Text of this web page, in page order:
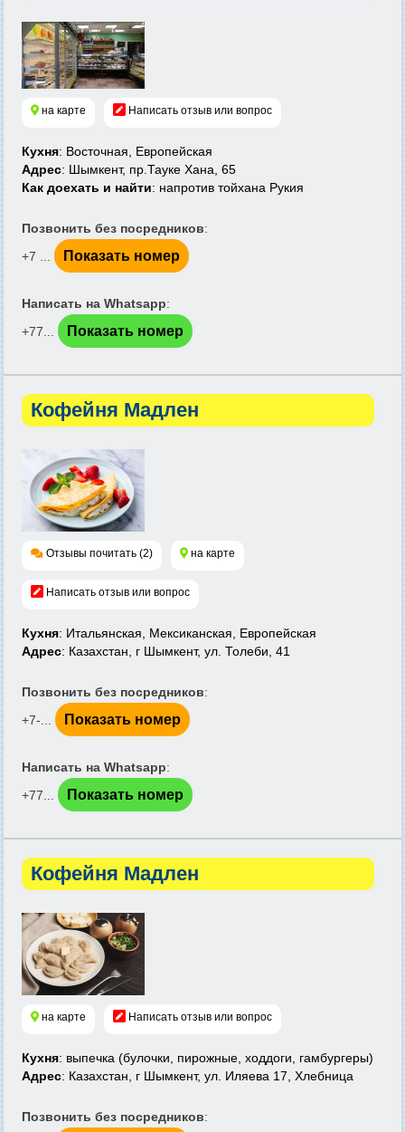
на карте Написать отзыв или вопрос
Кухня: Восточная, Европейская
Адрес: Шымкент, пр.Тауке Хана, 65
Как доехать и найти: напротив тойхана Рукия
Позвонить без посредников:
+7 ...
Показать номер
Написать на Whatsapp:
+77...
Показать номер
Кофейня Мадлен
Отзывы почитать (2) на карте
Написать отзыв или вопрос
Кухня: Итальянская, Мексиканская, Европейская
Адрес: Казахстан, г Шымкент, ул. Толеби, 41
Позвонить без посредников:
+7-...
Показать номер
Написать на Whatsapp:
+77...
Показать номер
Кофейня Мадлен
на карте Написать отзыв или вопрос
Кухня: выпечка (булочки, пирожные, ходдоги, гамбургеры)
Адрес: Казахстан, г Шымкент, ул. Иляева 17, Хлебница
Позвонить без посредников: